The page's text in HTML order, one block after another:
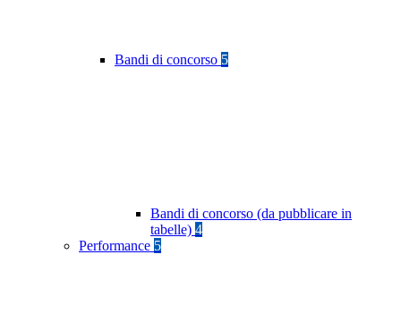
Bandi di concorso 5
Bandi di concorso (da pubblicare in
tabelle) 4
Performance 5